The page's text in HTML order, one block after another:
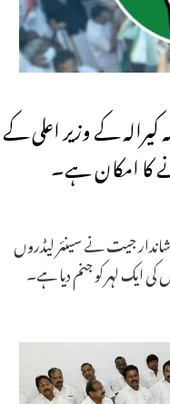
کیرالہ کے وزیر اعلی کے
شاندار جیت نے سینئر لیڈروں
ایک لہر کو جنم دیا ہے۔